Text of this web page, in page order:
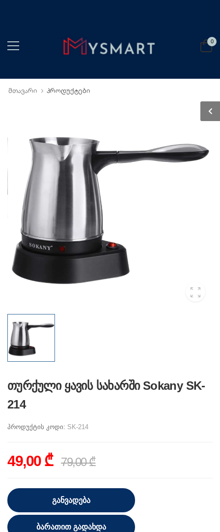
0
მთავარი პროდუქტები
თურქული ყავის სახარში Sokany SK-
214
პროდუქტის კოდი: SK-214
49,00 ₾ 79,00 ₾
ᲒᲐᲜᲕᲐᲓᲔᲑᲐ
ᲑᲐᲠᲐᲗᲘᲗ ᲒᲐᲓᲐᲮᲓᲐ